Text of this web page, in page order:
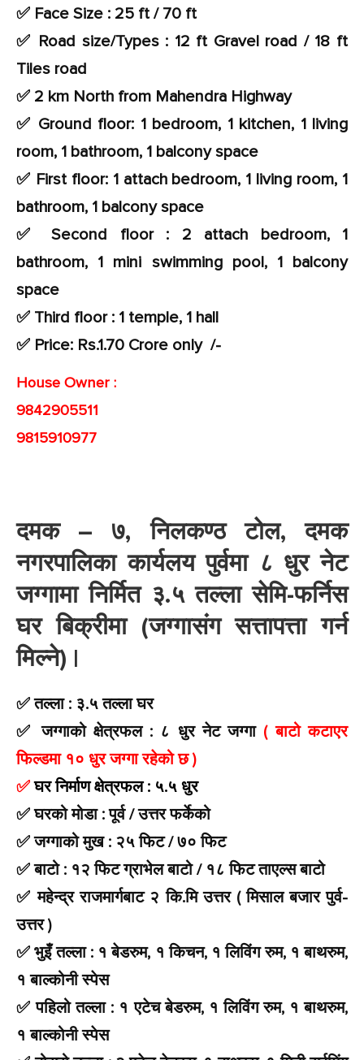
✅ Face Size : 25 ft / 70 ft
✅ Road size/Types : 12 ft Gravel road / 18 ft
Tiles road
✅ 2 km North from Mahendra Highway
✅ Ground floor: 1 bedroom, 1 kitchen, 1 living
room, 1 bathroom, 1 balcony space
✅ First floor: 1 attach bedroom, 1 living room, 1
bathroom, 1 balcony space
✅ Second floor : 2 attach bedroom, 1
bathroom, 1 mini swimming pool, 1 balcony
space
✅ Third floor : 1 temple, 1 hall
✅ Price: Rs.1.70 Crore only /-
House Owner :
9842905511
9815910977
दमक – ७, निलकण्ठ टोल, दमक
नगरपालिका कार्यलय पुर्वमा ८ धुर नेट
जग्गामा निर्मित ३.५ तल्ला सेमि-फर्निस
घर बिक्रीमा (जग्गासंग सत्तापत्ता गर्न
मिल्ने) |
✅ तल्ला : ३.५ तल्ला घर
✅ जग्गाको क्षेत्रफल : ८ धुर नेट जग्गा ( बाटो कटाएर
फिल्डमा १० धुर जग्गा रहेको छ )
✅घर निर्माण क्षेत्रफल : ५.५ धुर
✅ घरको मोडा : पूर्व / उत्तर फर्केको
✅ जग्गाको मुख : २५ फिट / ७० फिट
✅ बाटो : १२ फिट ग्राभेल बाटो / १८ फिट ताएल्स बाटो
✅ महेन्द्र राजमार्गबाट २ कि.मि उत्तर ( मिसाल बजार पुर्व-
उत्तर )
✅ भुइँ तल्ला : १ बेडरुम, १ किचन, १ लिविंग रुम, १ बाथरुम,
१ बाल्कोनी स्पेस
✅ पहिलो तल्ला : १ एटेच बेडरुम, १ लिविंग रुम, १ बाथरुम,
१ बाल्कोनी स्पेस